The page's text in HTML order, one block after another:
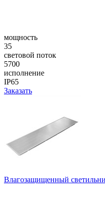
мощность
35
световой поток
5700
исполнение
IP65
Заказать
Влагозащищенный